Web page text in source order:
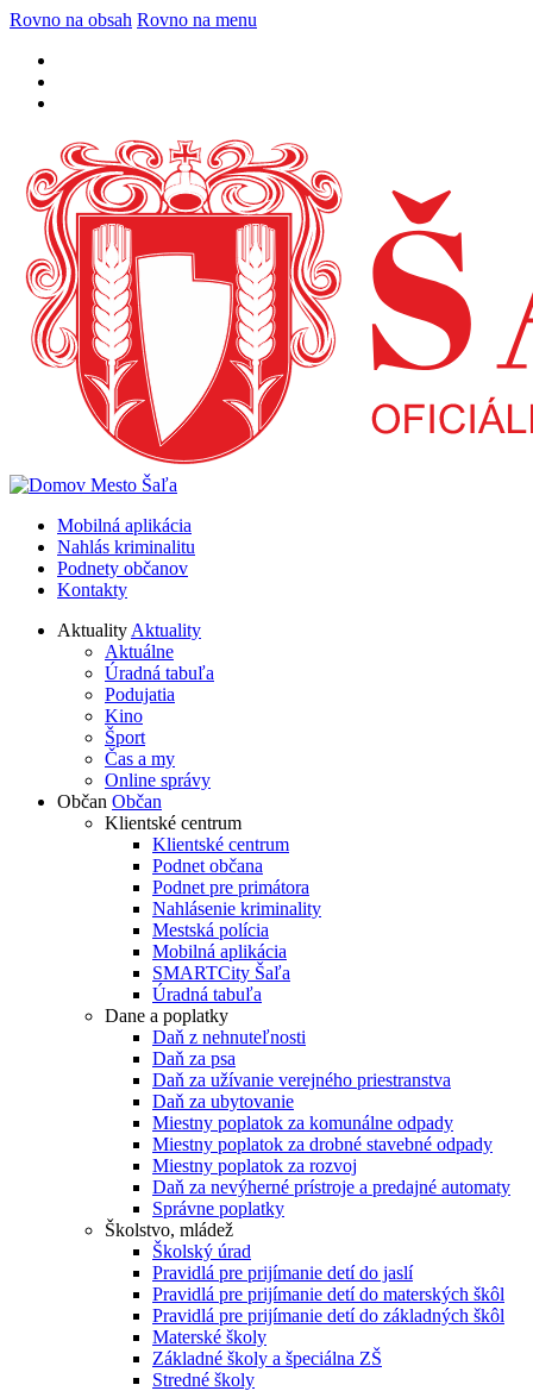
Rovno na obsah Rovno na menu
Mobilná aplikácia
Nahlás kriminalitu
Podnety občanov
Kontakty
AktualityAktuality
Aktuálne
Úradná tabuľa
Podujatia
Kino
Šport
Čas a my
Online správy
Občan Občan
Klientské centrum
Klientské centrum
Podnet občana
Podnet pre primátora
Nahlásenie kriminality
Mestská polícia
Mobilná aplikácia
SMARTCity Šaľa
Úradná tabuľa
Dane a poplatky
Daň z nehnuteľnosti
Daň za psa
Daň za užívanie verejného priestranstva
Daň za ubytovanie
Miestny poplatok za komunálne odpady
Miestny poplatok za drobné stavebné odpady
Miestny poplatok za rozvoj
Daň za nevýherné prístroje a predajné automaty
Správne poplatky
Školstvo, mládež
Školský úrad
Pravidlá pre prijímanie detí do jaslí
Pravidlá pre prijímanie detí do materských škôl
Pravidlá pre prijímanie detí do základných škôl
Materské školy
Základné školy a špeciálna ZŠ
Stredné školy